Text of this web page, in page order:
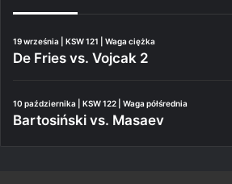
19 września | KSW 121 | Waga ciężka
De Fries vs. Vojcak 2
10 października | KSW 122 | Waga półśrednia
Bartosiński vs. Masaev